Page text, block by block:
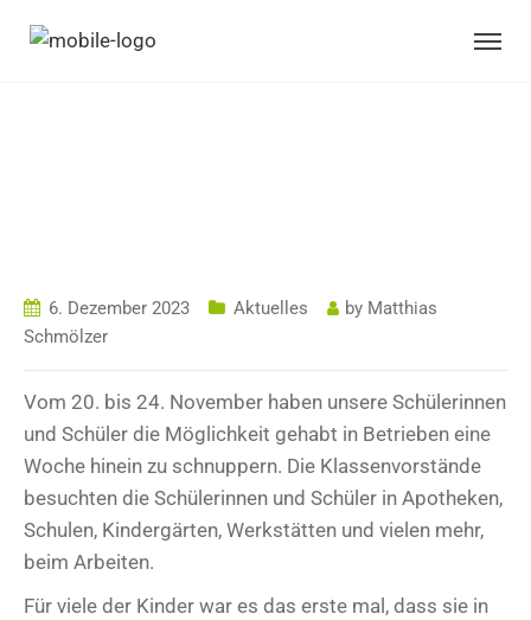
6. Dezember 2023 Aktuelles by Matthias
Schmölzer
Vom 20. bis 24. November haben unsere Schülerinnen
und Schüler die Möglichkeit gehabt in Betrieben eine
Woche hinein zu schnuppern. Die Klassenvorstände
besuchten die Schülerinnen und Schüler in Apotheken,
Schulen, Kindergärten, Werkstätten und vielen mehr,
beim Arbeiten.
Für viele der Kinder war es das erste mal, dass sie in